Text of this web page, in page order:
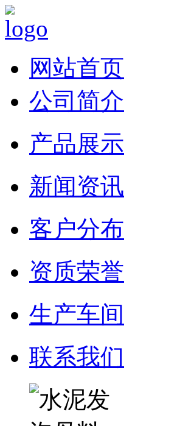
网站首页
公司简介
产品展示
新闻资讯
客户分布
资质荣誉
生产车间
联系我们